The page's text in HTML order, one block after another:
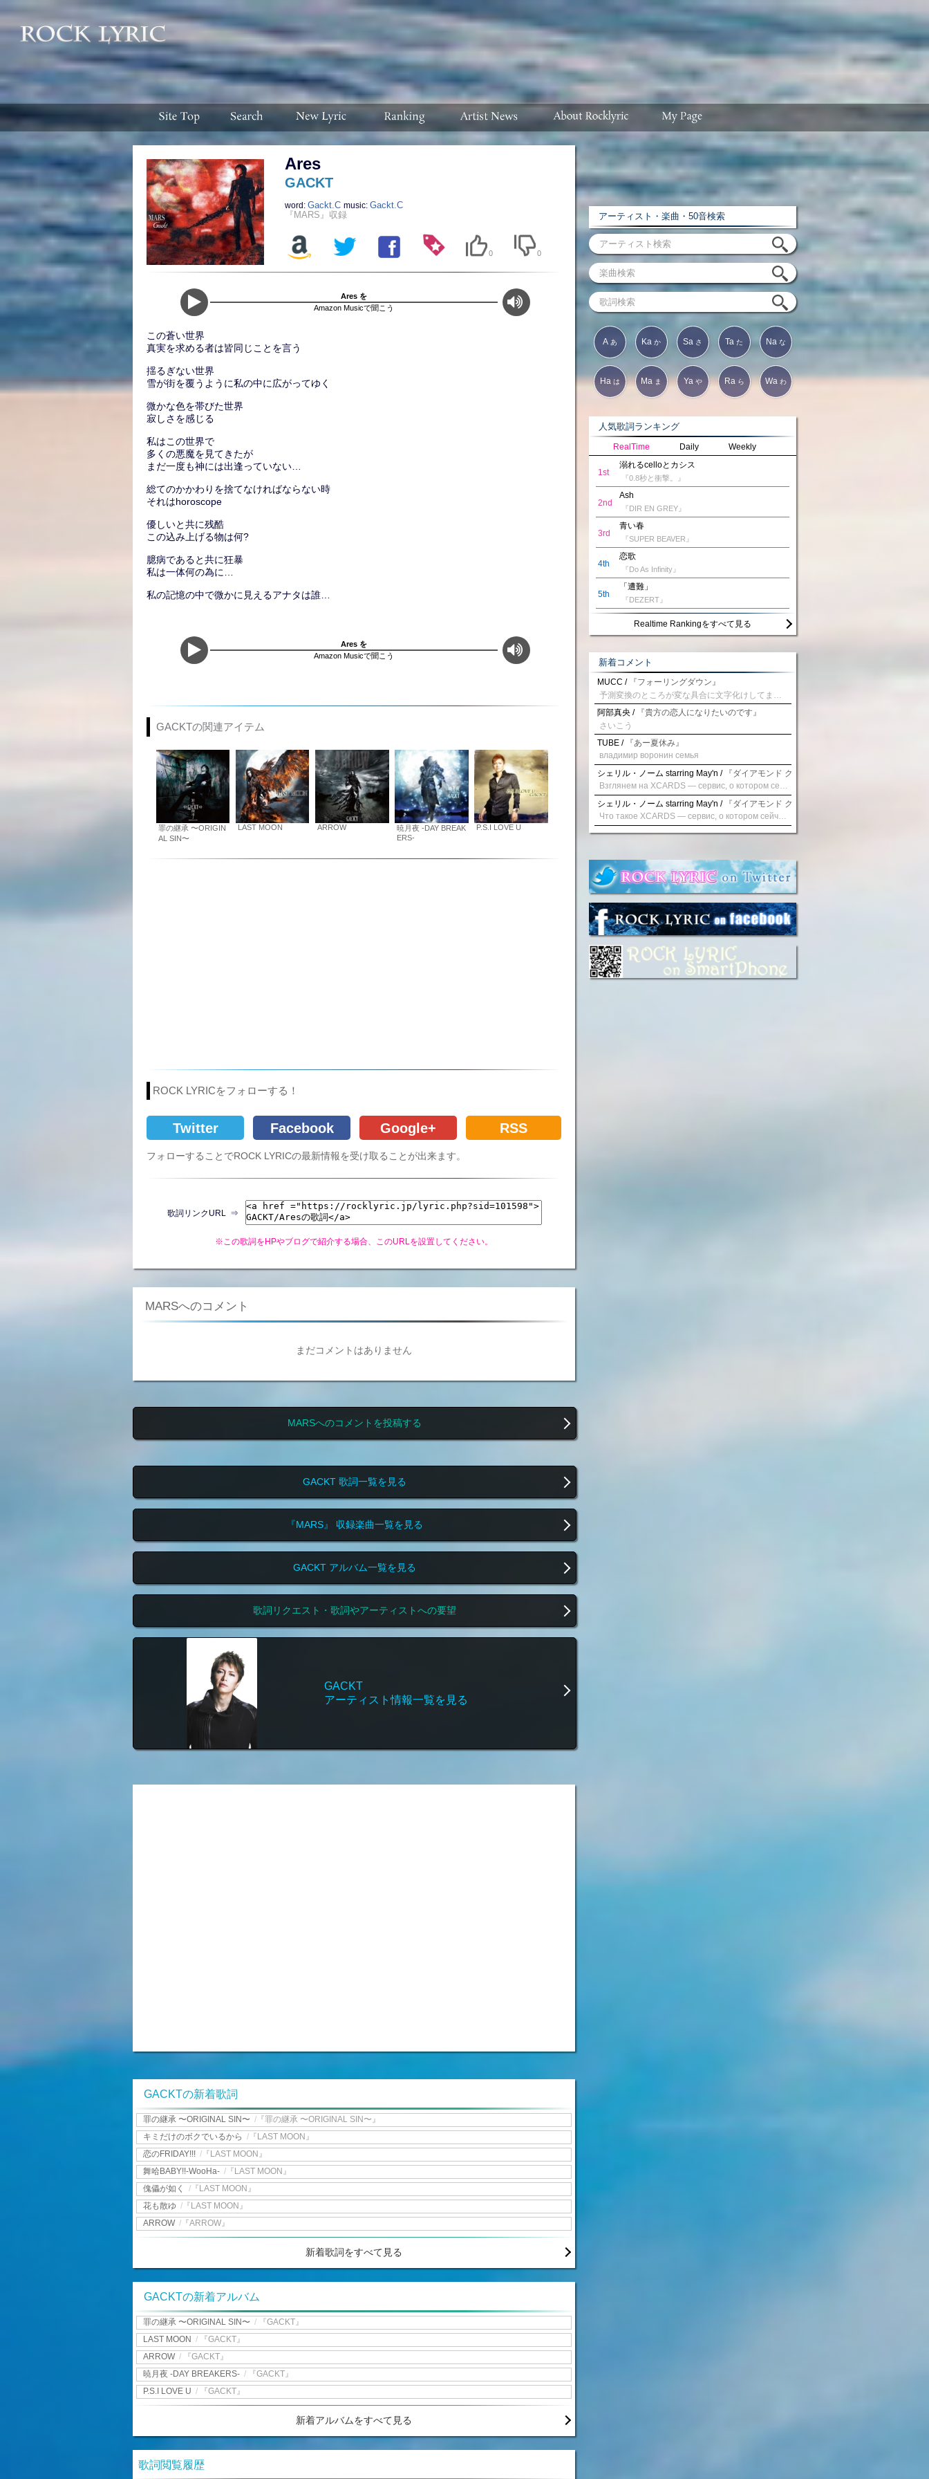
Ares
GACKT
word: Gackt.C music: Gackt.C
『MARS』収録
0 0
Ares を
Amazon Musicで聞こう
この蒼い世界
真実を求める者は皆同じことを言う
揺るぎない世界
雪が街を覆うように私の中に広がってゆく
微かな色を帯びた世界
寂しさを感じる
私はこの世界で
多くの悪魔を見てきたが
まだ一度も神には出逢っていない…
総てのかかわりを捨てなければならない時
それはhoroscope
優しいと共に残酷
この込み上げる物は何?
臆病であると共に狂暴
私は一体何の為に…
私の記憶の中で微かに見えるアナタは誰…
Ares を
Amazon Musicで聞こう
GACKTの関連アイテム
罪の継承 〜ORIGIN
AL SIN〜
LAST MOON ARROW
暁月夜 -DAY BREAK
ERS-
P.S.I LOVE U
ROCK LYRICをフォローする！
Twitter Facebook Google+ RSS
フォローすることでROCK LYRICの最新情報を受け取ることが出来ます。
歌詞リンクURL ⇒
※この歌詞をHPやブログで紹介する場合、このURLを設置してください。
MARSへのコメント
まだコメントはありません
MARSへのコメントを投稿する
GACKT 歌詞一覧を見る
『MARS』 収録楽曲一覧を見る
GACKT アルバム一覧を見る
歌詞リクエスト・歌詞やアーティストへの要望
GACKT
アーティスト情報一覧を見る
GACKTの新着歌詞
罪の継承 〜ORIGINAL SIN〜 / 『罪の継承 〜ORIGINAL SIN〜』
キミだけのボクでいるから / 『LAST MOON』
恋のFRIDAY!!! / 『LAST MOON』
舞哈BABY!!-WooHa- / 『LAST MOON』
傀儡が如く / 『LAST MOON』
花も散ゆ / 『LAST MOON』
ARROW / 『ARROW』
新着歌詞をすべて見る
GACKTの新着アルバム
罪の継承 〜ORIGINAL SIN〜 /
『GACKT』
LAST MOON /
『GACKT』
ARROW /
『GACKT』
暁月夜 -DAY BREAKERS- /
『GACKT』
P.S.I LOVE U / 『GACKT』
新着アルバムをすべて見る
歌詞閲覧履歴
アーティスト・楽曲・50音検索
A あ Ka か Sa さ Ta た Na な
Ha は Ma ま Ya や Ra ら Wa わ
人気歌詞ランキング
RealTime Daily Weekly
1st
溺れるcelloとカシス
『0.8秒と衝撃。』
2nd
Ash
『DIR EN GREY』
3rd
青い春
『SUPER BEAVER』
4th
恋歌
『Do As Infinity』
5th
「遭難」
『DEZERT』
Realtime Rankingをすべて見る
新着コメント
MUCC / 『フォーリングダウン』
阿部真央 / 『貴方の恋人になりたいのです』
さいこう
TUBE / 『あー夏休み』
владимир воронин семья
シェリル・ノーム starring May'n / 『ダイアモンド クレバス/射手座☆午後九時 Don't be
シェリル・ノーム starring May'n / 『ダイアモンド クレバス/射手座☆午後九時 Don't be
Что такое XCARDS — сервис, о котором сейчас говорят. Буквально на днях заметил о интересный бренд XCARDS, он помогает создавать онлайн карты чтобы управлять бюджетами. Ключевые преимущества: Выпуск занимает всего считанные минуты. Платформа даёт возможность оформить множество карт для разных целей. Есть поддержка в любое время суток включая персонального менеджера. Есть контроль без задержек — транзакции, уведомления, аналитика — всё под рукой. Возможные нюансы: Регистрация: европейская юрисдикция — желательно убедиться, что сервис можно использовать без нарушений. Финансовые условия: возможно, есть скрытые комиссии, поэтому лучше внимательно прочитать договор. Отзывы пользователей: по отзывам поддержка работает быстро. Надёжность системы: внедрены базовые меры безопасности, но всё равно советую не хранить большие суммы на карте. Вывод: В целом платформа кажется отличным помощником для маркетологов. Платформа сочетает скорость, удобство и гибкость. Как вы думаете? Пользовались ли вы XCARDS? Поделитесь опытом — будет интересно сравнить. Виртуальные карты для бизнеса